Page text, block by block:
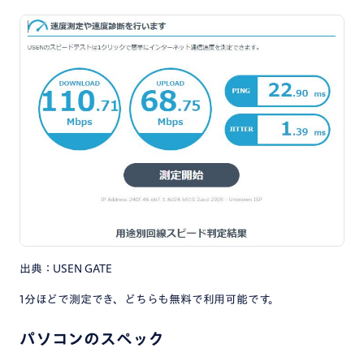
出典：USEN GATE
1分ほどで測定でき、どちらも無料で利用可能です。
パソコンのスペック